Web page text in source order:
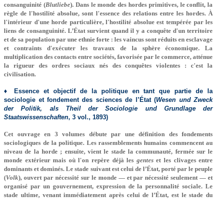
consanguinité (Blutliebe). Dans le monde des hordes primitives, le conflit, la
règle de l'hostilité absolue, sont l'essence des relations entre les hordes. À
l'intérieur d'une horde particulière, l'hostilité absolue est tempérée par les
liens de consanguinité. L’État survient quand il y a conquête d'un territoire
et de sa population par une ethnie forte : les vaincus sont réduits en esclavage
et contraints d'exécuter les travaux de la sphère économique. La
multiplication des contacts entre sociétés, favorisée par le commerce, atténue
la rigueur des ordres sociaux nés des conquêtes violentes : c'est la
civilisation.
♦ Essence et objectif de la politique en tant que partie de la
sociologie et fondement des sciences de l’État(Wesen und Zweck
der Politik, als Theil der Sociologie und Grundlage der
Staatswissenschaften, 3 vol., 1893)
Cet ouvrage en 3 volumes débute par une définition des fondements
sociologiques de la politique. Les rassemblements humains commencent au
niveau de la horde ; ensuite, vient le stade la communauté, fermée sur le
monde extérieur mais où l'on repère déjà les genteset les clivages entre
dominants et dominés. Le stade suivant est celui de l’État, porté par le peuple
(Volk), ouvert par nécessité sur le monde — et par nécessité seulement — et
organisé par un gouvernement, expression de la personnalité sociale. Le
stade ultime, venant immédiatement après celui de l’État, est le stade du